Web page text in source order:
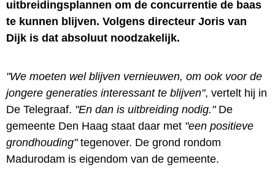
uitbreidingsplannen om de concurrentie de baas
te kunnen blijven. Volgens directeur Joris van
Dijk is dat absoluut noodzakelijk.
"We moeten wel blijven vernieuwen, om ook voor de
jongere generaties interessant te blijven", vertelt hij in
De Telegraaf. "En dan is uitbreiding nodig."De
gemeente Den Haag staat daar met "een positieve
grondhouding"tegenover. De grond rondom
Madurodam is eigendom van de gemeente.